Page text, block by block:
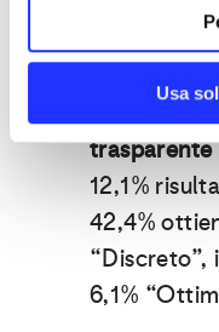
Usa
rivenditori
comunica
in
trasparente
12,1%
42,4%
“Discreto”,
6,1%